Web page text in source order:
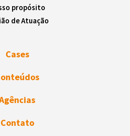
propósito
de Atuação
Cases
Contato